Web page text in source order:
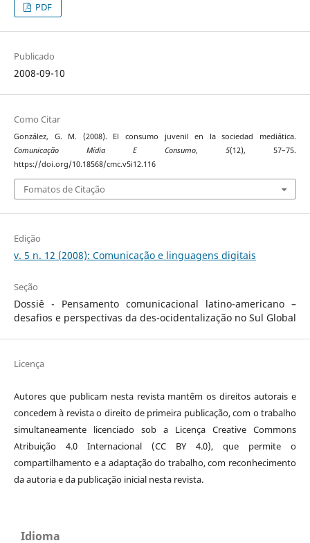
PDF
Publicado
2008-09-10
Como Citar
González, G. M. (2008). El consumo juvenil en la sociedad mediática.
Comunicação Mídia E Consumo,5(12), 57–75.
https://doi.org/10.18568/cmc.v5i12.116
Fomatos de Citação
Edição
v. 5 n. 12 (2008): Comunicação e linguagens digitais
Seção
Dossiê - Pensamento comunicacional latino-americano –
desafios e perspectivas da des-ocidentalização no Sul Global
Licença
Autores que publicam nesta revista mantêm os direitos autorais e
concedem à revista o direito de primeira publicação, com o trabalho
simultaneamente licenciado sob a Licença Creative Commons
Atribuição 4.0 Internacional (CC BY 4.0), que permite o
compartilhamento e a adaptação do trabalho, com reconhecimento
da autoria e da publicação inicial nesta revista.
Idioma